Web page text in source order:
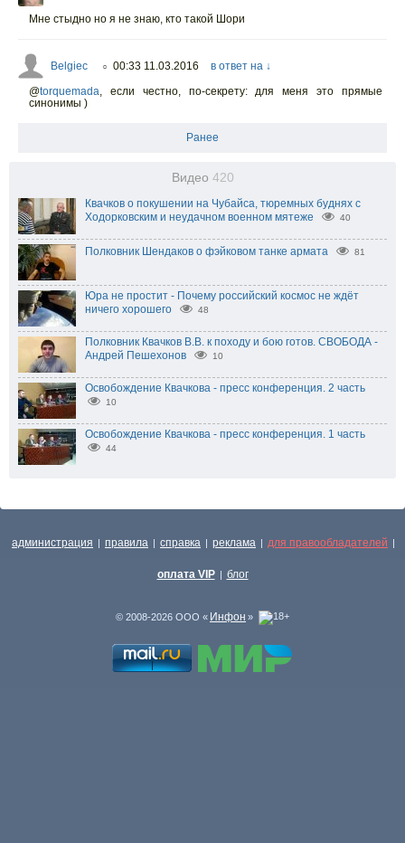
Мне стыдно но я не знаю, кто такой Шори
Belgiec ○ 00:33 11.03.2016
в ответ на ↓
@torquemada, если честно, по-секрету: для меня это прямые
синонимы )
Ранее
Видео 420
Квачков о покушении на Чубайса, тюремных буднях с
Ходорковским и неудачном военном мятеже
40
Полковник Шендаков о фэйковом танке армата 81
Юра не простит - Почему российский космос не ждёт
ничего хорошего
48
Полковник Квачков В.В. к походу и бою готов. СВОБОДА -
Андрей Пешехонов
10
Освобождение Квачкова - пресс конференция. 2 часть
10
Освобождение Квачкова - пресс конференция. 1 часть
44
администрация | правила | справка | реклама | для правообладателей |
оплата VIP | блог
© 2008-2026 ООО « Инфон »